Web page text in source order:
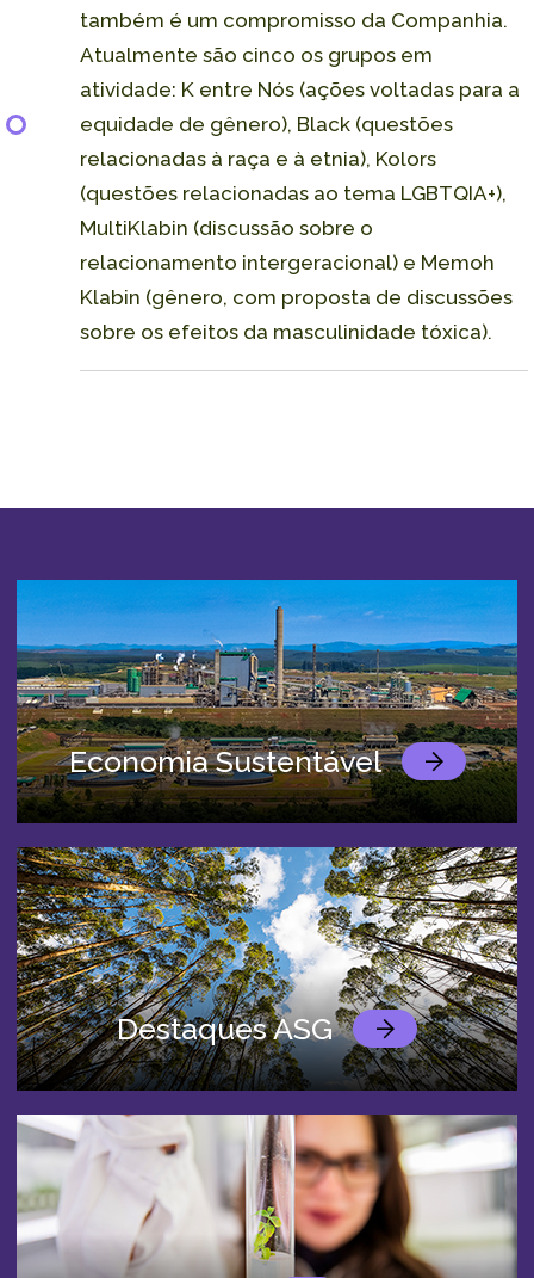
também é um compromisso da Companhia.
Atualmente são cinco os grupos em
atividade: K entre Nós (ações voltadas para a
equidade de gênero), Black (questões
relacionadas à raça e à etnia), Kolors
(questões relacionadas ao tema LGBTQIA+),
MultiKlabin (discussão sobre o
relacionamento intergeracional) e Memoh
Klabin (gênero, com proposta de discussões
sobre os efeitos da masculinidade tóxica).
Economia Sustentável
Destaques ASG